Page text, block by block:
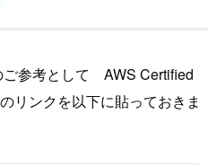
ご参考として AWS Certified
ンクを以下に貼っておきま